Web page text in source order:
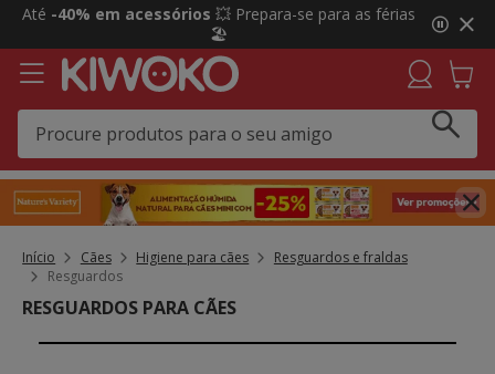
3
3,
mensagem,
Click&Collect:Recolha GRÁTIS em loja e receba uma
prenda 🎁 Agora em mais lojas!
Início Cães Higiene para cães
Resguardos e fraldas
Resguardos
RESGUARDOS PARA CÃES